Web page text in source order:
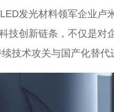
发光材料领军企业卢
技创新链条，不仅是
技术攻关与国产化替